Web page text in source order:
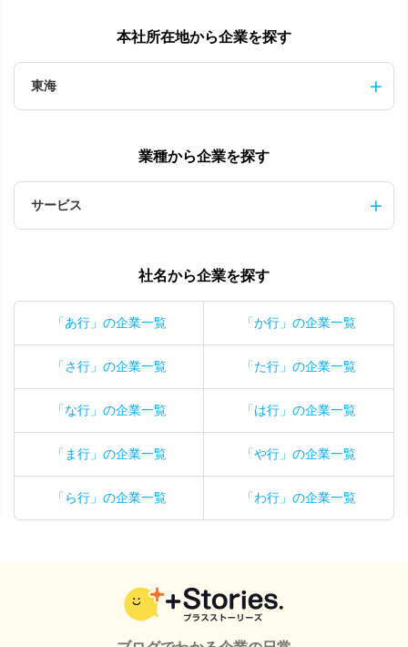
本社所在地から企業を探す
東海
業種から企業を探す
サービス
社名から企業を探す
「あ行」の企業一覧 「か行」の企業一覧
「さ行」の企業一覧 「た行」の企業一覧
「な行」の企業一覧 「は行」の企業一覧
「ま行」の企業一覧 「や行」の企業一覧
「ら行」の企業一覧 「わ行」の企業一覧